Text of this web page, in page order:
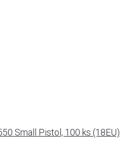
Small Pistol, 100 ks (18EU)